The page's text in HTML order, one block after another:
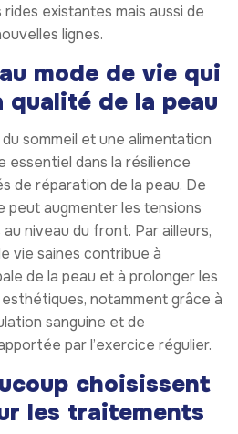
existantes mais aussi de
lignes.
mode de vie qui
de la peau
sommeil et une alimentation
essentiel dans la résilience
de réparation de la peau. De
peut augmenter les tensions
niveau du front. Par ailleurs,
vie saines contribue à
de la peau et à prolonger les
notamment grâce à
sanguine et de
par l’exercice régulier.
choisissent
les traitements